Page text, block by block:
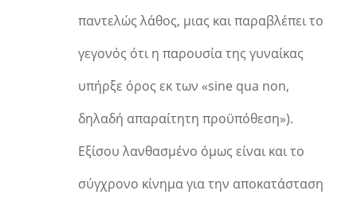
παντελώς λάθος, μιας και παραβλέπει το
γεγονός ότι η παρουσία της γυναίκας
υπήρξε όρος εκ των «sine qua non,
δηλαδή απαραίτητη προϋπόθεση»).
Εξίσου λανθασμένο όμως είναι και το
σύγχρονο κίνημα για την αποκατάσταση